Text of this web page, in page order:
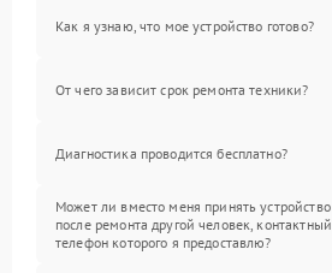
Как я узнаю, что мое устройство готово?
От чего зависит срок ремонта техники?
Диагностика проводится бесплатно?
Может ли вместо меня принять устройство
после ремонта другой человек, контактный
телефон которого я предоставлю?